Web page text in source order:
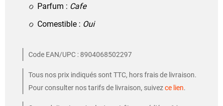
Parfum : Cafe
Comestible : Oui
Code EAN/UPC : 8904068502297
Tous nos prix indiqués sont TTC, hors frais de livraison.
Pour consulter nos tarifs de livraison, suivezce lien.